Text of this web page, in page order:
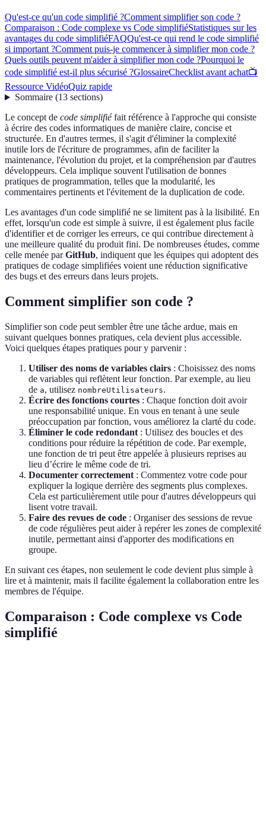
Qu'est-ce qu'un code simplifié ?Comment simplifier son code ?
Comparaison : Code complexe vs Code simplifiéStatistiques sur les
avantages du code simplifiéFAQQu'est-ce qui rend le code simplifié
si important ?Comment puis-je commencer à simplifier mon code ?
Quels outils peuvent m'aider à simplifier mon code ?Pourquoi le
code simplifié est-il plus sécurisé ?GlossaireChecklist avant achat📺
Ressource VidéoQuiz rapide
Sommaire(13 sections)
Le concept de code simplifiéfait référence à l'approche qui consiste
à écrire des codes informatiques de manière claire, concise et
structurée. En d'autres termes, il s'agit d'éliminer la complexité
inutile lors de l'écriture de programmes, afin de faciliter la
maintenance, l'évolution du projet, et la compréhension par d'autres
développeurs. Cela implique souvent l'utilisation de bonnes
pratiques de programmation, telles que la modularité, les
commentaires pertinents et l'évitement de la duplication de code.
Les avantages d'un code simplifié ne se limitent pas à la lisibilité. En
effet, lorsqu'un code est simple à suivre, il est également plus facile
d'identifier et de corriger les erreurs, ce qui contribue directement à
une meilleure qualité du produit fini. De nombreuses études, comme
celle menée parGitHub, indiquent que les équipes qui adoptent des
pratiques de codage simplifiées voient une réduction significative
des bugs et des erreurs dans leurs projets.
Comment simplifier son code ?
Simplifier son code peut sembler être une tâche ardue, mais en
suivant quelques bonnes pratiques, cela devient plus accessible.
Voici quelques étapes pratiques pour y parvenir :
Utiliser des noms de variables clairs : Choisissez des noms
de variables qui reflètent leur fonction. Par exemple, au lieu
de a, utilisez nombreUtilisateurs.
Écrire des fonctions courtes : Chaque fonction doit avoir
une responsabilité unique. En vous en tenant à une seule
préoccupation par fonction, vous améliorez la clarté du code.
Éliminer le code redondant : Utilisez des boucles et des
conditions pour réduire la répétition de code. Par exemple,
une fonction de tri peut être appelée à plusieurs reprises au
lieu d’écrire le même code de tri.
Documenter correctement : Commentez votre code pour
expliquer la logique derrière des segments plus complexes.
Cela est particulièrement utile pour d'autres développeurs qui
lisent votre travail.
Faire des revues de code : Organiser des sessions de revue
de code régulières peut aider à repérer les zones de complexité
inutile, permettant ainsi d'apporter des modifications en
groupe.
En suivant ces étapes, non seulement le code devient plus simple à
lire et à maintenir, mais il facilite également la collaboration entre les
membres de l'équipe.
Comparaison : Code complexe vs Code
simplifié